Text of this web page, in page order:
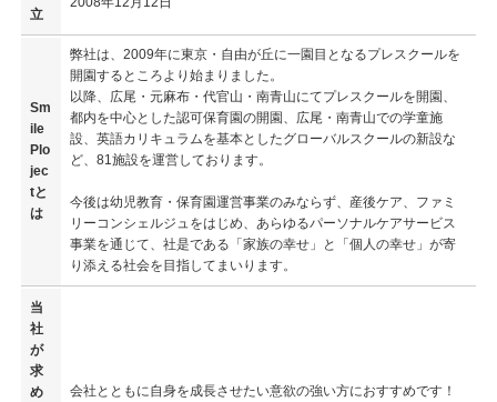
立
Sm
ile
Plo
jec
tと
は
弊社は、2009年に東京・自由が丘に一園目となるプレスクールを
開園するところより始まりました。
以降、広尾・元麻布・代官山・南青山にてプレスクールを開園、
都内を中心とした認可保育園の開園、広尾・南青山での学童施
設、英語カリキュラムを基本としたグローバルスクールの新設な
ど、81施設を運営しております。
今後は幼児教育・保育園運営事業のみならず、産後ケア、ファミ
リーコンシェルジュをはじめ、あらゆるパーソナルケアサービス
事業を通じて、社是である「家族の幸せ」と「個人の幸せ」が寄
り添える社会を目指してまいります。
当
社
が
求
め
会社とともに自身を成長させたい意欲の強い方におすすめです！